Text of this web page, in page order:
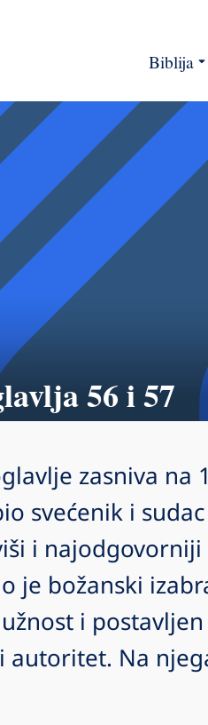
Biblija
56 i 57
zasniva na
svećenik i
i najodgovorniji
je božanski
i
autoritet. Na